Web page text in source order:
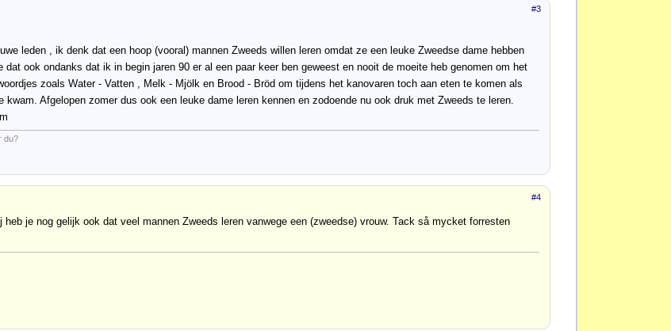
#3
leden , ik denk dat een hoop (vooral) mannen Zweeds willen leren omdat ze een leuke Zweedse dame hebben
dat ook ondanks dat ik in begin jaren 90 er al een paar keer ben geweest en nooit de moeite heb genomen om het
zoals Water - Vatten , Melk - Mjölk en Brood - Bröd om tijdens het kanovaren toch aan eten te komen als
kwam. Afgelopen zomer dus ook een leuke dame leren kennen en zodoende nu ook druk met Zweeds te leren.
du?
#4
heb je nog gelijk ook dat veel mannen Zweeds leren vanwege een (zweedse) vrouw. Tack så mycket forresten